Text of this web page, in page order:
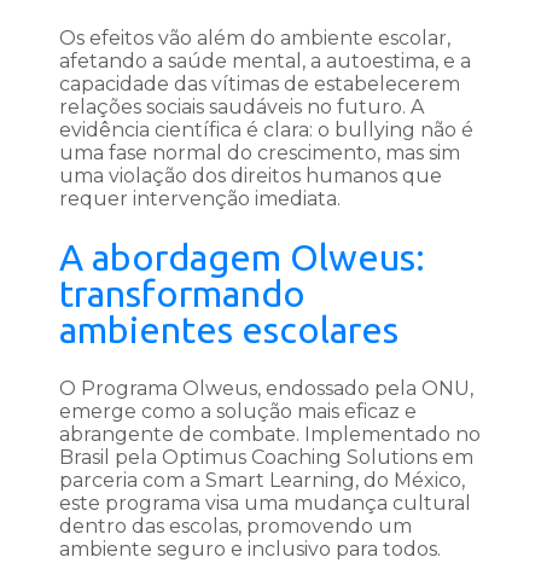
Os efeitos vão além do ambiente escolar,
afetando a saúde mental, a autoestima, e a
capacidade das vítimas de estabelecerem
relações sociais saudáveis no futuro. A
evidência científica é clara: o bullying não é
uma fase normal do crescimento, mas sim
uma violação dos direitos humanos que
requer intervenção imediata.
A abordagem Olweus:
transformando
ambientes escolares
O Programa Olweus, endossado pela ONU,
emerge como a solução mais eficaz e
abrangente de combate. Implementado no
Brasil pela Optimus Coaching Solutions em
parceria com a Smart Learning, do México,
este programa visa uma mudança cultural
dentro das escolas, promovendo um
ambiente seguro e inclusivo para todos.